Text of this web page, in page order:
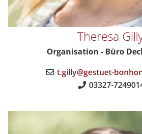
Theresa
Organisation - Büro
t.gilly@gestuet-
03327-